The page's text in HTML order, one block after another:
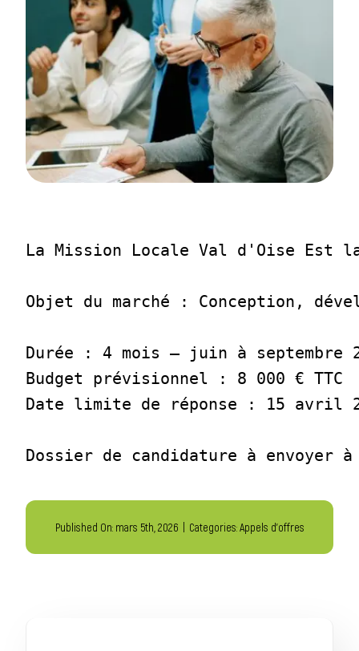
La Mission Locale Val d'Oise Est
Objet du marché : Conception,
Durée : 4 mois — juin à septembre
Budget prévisionnel : 8 000 € TTC
Date limite de réponse : 15 avril
Dossier de candidature à envoyer à
Published On: mars 5th, 2026 Categories:Appels d'offres